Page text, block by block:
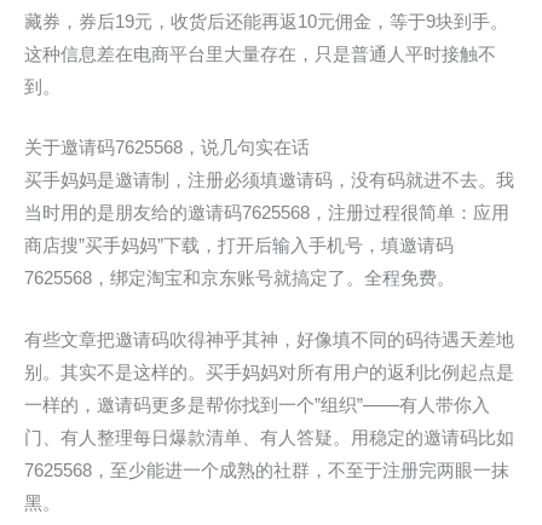
藏券，券后19元，收货后还能再返10元佣金，等于9块到手。
这种信息差在电商平台里大量存在，只是普通人平时接触不
到。
关于邀请码7625568，说几句实在话
买手妈妈是邀请制，注册必须填邀请码，没有码就进不去。我
当时用的是朋友给的邀请码7625568，注册过程很简单：应用
商店搜”买手妈妈”下载，打开后输入手机号，填邀请码
7625568，绑定淘宝和京东账号就搞定了。全程免费。
有些文章把邀请码吹得神乎其神，好像填不同的码待遇天差地
别。其实不是这样的。买手妈妈对所有用户的返利比例起点是
一样的，邀请码更多是帮你找到一个”组织”——有人带你入
门、有人整理每日爆款清单、有人答疑。用稳定的邀请码比如
7625568，至少能进一个成熟的社群，不至于注册完两眼一抹
黑。